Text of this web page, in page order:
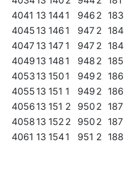
4041 13 1441 946 2 183
4045 13 146 1 947 2 184
4047 13 147 1 947 2 184
4049 13 148 1 948 2 185
4053 13 150 1 949 2 186
4055 13 151 1 949 2 186
4056 13 151 2 950 2 187
4058 13 152 2 950 2 187
4061 13 1541 951 2 188